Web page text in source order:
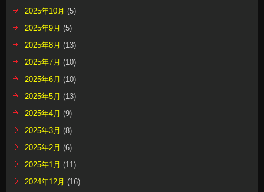
2025年10月 (5)
2025年9月 (5)
2025年8月 (13)
2025年7月 (10)
2025年6月 (10)
2025年5月 (13)
2025年4月 (9)
2025年3月 (8)
2025年2月 (6)
2025年1月 (11)
2024年12月 (16)